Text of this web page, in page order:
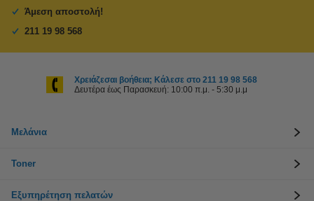
Άμεση αποστολή!
211 19 98 568
Χρειάζεσαι βοήθεια; Κάλεσε στο 211 19 98 568
Δευτέρα έως Παρασκευή: 10:00 π.μ. - 5:30 μ.μ
Μελάνια
Toner
Εξυπηρέτηση πελατών